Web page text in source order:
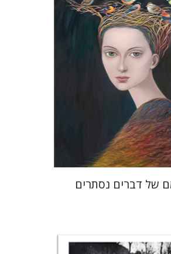
הנחת אתר ספר מודפס
$35
$32
של דברים נסתרים